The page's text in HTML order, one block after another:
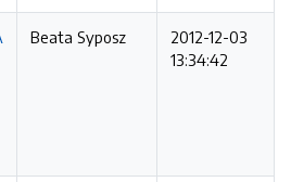
Beata Syposz
2012-12-03
13:34:42